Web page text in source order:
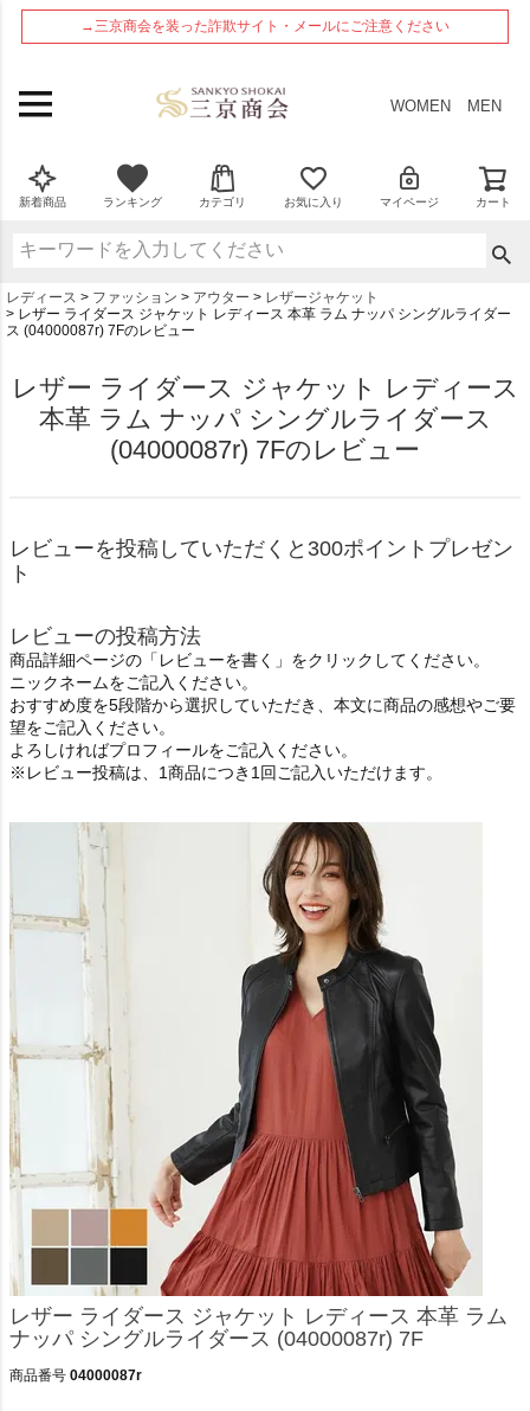
→三京商会を装った詐欺サイト・メールにご注意ください
WOMEN MEN
新着商品 ランキング カテゴリ お気に入り マイページ カート
レディース ファッション アウター
レザージャケット
レザー ライダース ジャケット レディース 本革 ラム ナッパ シングルライダー
ス (04000087r) 7Fのレビュー
レザー ライダース ジャケット レディース
本革 ラム ナッパ シングルライダース
(04000087r) 7Fのレビュー
レビューを投稿していただくと300ポイントプレゼン
ト
レビューの投稿方法
商品詳細ページの「レビューを書く」をクリックしてください。
ニックネームをご記入ください。
おすすめ度を5段階から選択していただき、本文に商品の感想やご要
望をご記入ください。
よろしければプロフィールをご記入ください。
※レビュー投稿は、1商品につき1回ご記入いただけます。
レザー ライダース ジャケット レディース 本革 ラム
ナッパ シングルライダース (04000087r) 7F
商品番号 04000087r
ペー